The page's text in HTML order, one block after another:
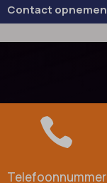
Contact opnemen

Telefoonnummer